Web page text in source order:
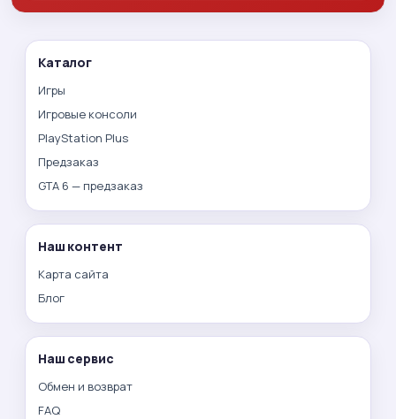
Каталог
Игры
Игровые консоли
PlayStation Plus
Предзаказ
GTA 6 — предзаказ
Наш контент
Карта сайта
Блог
Наш сервис
Обмен и возврат
FAQ